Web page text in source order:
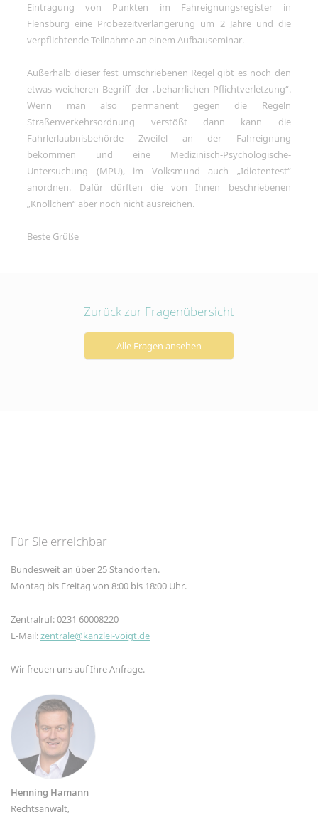
Eintragung von Punkten im Fahreignungsregister in
Flensburg eine Probezeitverlängerung um 2 Jahre und die
verpflichtende Teilnahme an einem Aufbauseminar.
Außerhalb dieser fest umschriebenen Regel gibt es noch den
etwas weicheren Begriff der
beharrlichen Pflichtverletzung .
Wenn man also permanent gegen die Regeln
Straßenverkehrsordnung verstößt dann kann die
Fahrlerlaubnisbehörde Zweifel an der Fahreignung
bekommen und eine Medizinisch-Psychologische-
Untersuchung (MPU), im Volksmund auch
Idiotentest
anordnen. Dafür dürften die von Ihnen beschriebenen
Knöllchen aber noch nicht ausreichen.
Beste Grüße
Zurück zur Fragenübersicht
Alle Fragen ansehen
Für Sie erreichbar
Bundesweit an über 25 Standorten.
Montag bis Freitag von 8:00 bis 18:00 Uhr.
Zentralruf: 0231 60008220
E-Mail:zentrale@kanzlei-voigt.de
Wir freuen uns auf Ihre Anfrage.
Henning Hamann
Rechtsanwalt,